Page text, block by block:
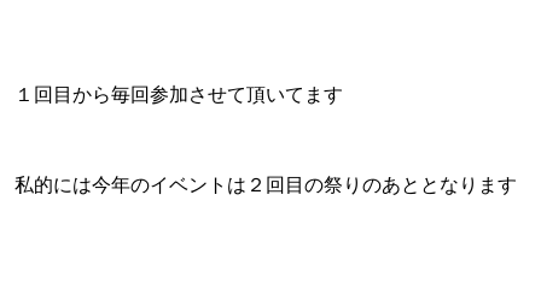
１回目から毎回参加させて頂いてます
私的には今年のイベントは２回目の祭りのあととなります